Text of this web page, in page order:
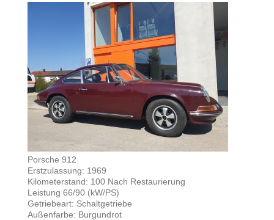
Porsche 912
Erstzulassung: 1969
Kilometerstand: 100 Nach Restaurierung
Leistung 66/90 (kW/PS)
Getriebeart: Schaltgetriebe
Außenfarbe: Burgundrot